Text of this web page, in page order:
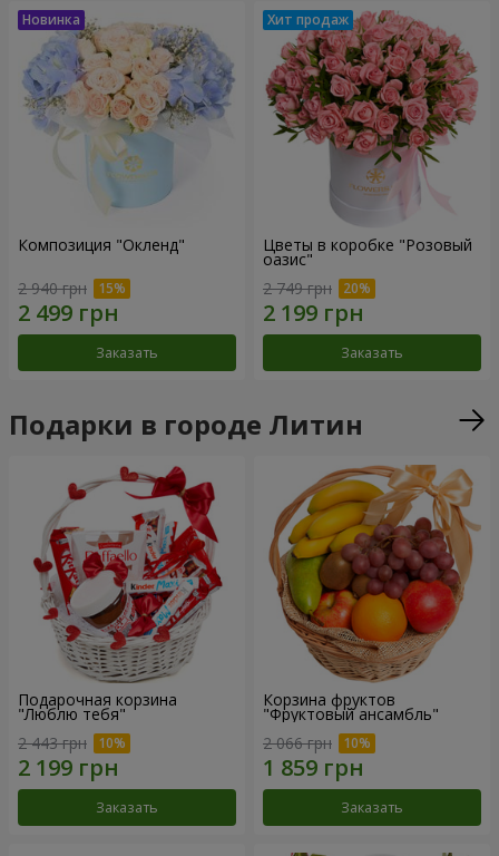
Композиция "Окленд"
2 940 грн
Заказать
Цветы в коробке "Розовый
оазис"
2 749 грн
Заказать
Подарки в городе Литин
Подарочная корзина
"Люблю тебя"
2 443 грн
Заказать
Корзина фруктов
"Фруктовый ансамбль"
2 066 грн
Заказать